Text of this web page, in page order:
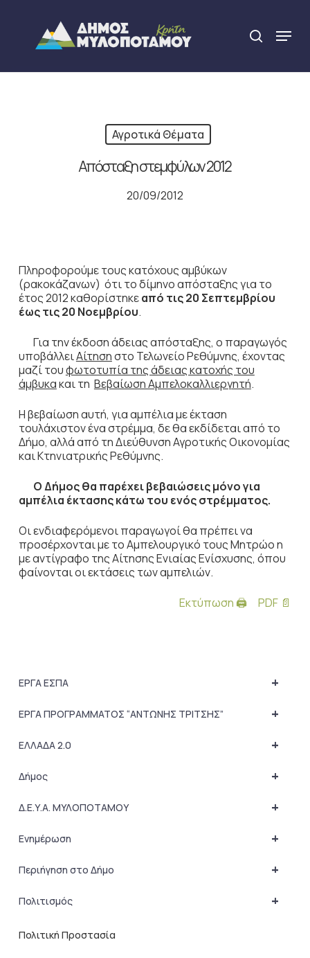
content
search
Menu
Αγροτικά Θέματα
Απόσταξη στεμφύλων 2012
20/09/2012
Πληροφορούμε τους κατόχους αμβύκων
(ρακοκάζανων) ότι το δίμηνο απόσταξης για το
έτος 2012 καθορίστηκεαπό τις 20 Σεπτεμβρίου
έως τις 20 Νοεμβρίου.
Για την έκδοση άδειας απόσταξης, ο παραγωγός
υποβάλλειΑίτησηστο Τελωνείο Ρεθύμνης, έχοντας
μαζί τουφωτοτυπία της άδειας κατοχής του
άμβυκακαι τη Βεβαίωση Αμπελοκαλλιεργητή.
Η βεβαίωση αυτή, για αμπέλια με έκταση
τουλάχιστον ένα στρέμμα, δε θα εκδίδεται από το
Δήμο, αλλά από τη Διεύθυνση Αγροτικής Οικονομίας
και Κτηνιατρικής Ρεθύμνης.
Ο Δήμος θα παρέχει βεβαιώσεις μόνο για
αμπέλια έκτασης κάτω του ενός στρέμματος.
Οι ενδιαφερόμενοι παραγωγοί θα πρέπει να
προσέρχονται με το Αμπελουργικό τους Μητρώο η
με αντίγραφο της Αίτησης Ενιαίας Ενίσχυσης, όπου
φαίνονται οι εκτάσεις των αμπελιών.
Εκτύπωση 🖨
PDF 📄
+
ΕΡΓΑ ΕΣΠΑ
+
ΕΡΓΑ ΠΡΟΓΡΑΜΜΑΤΟΣ “ΑΝΤΩΝΗΣ ΤΡΙΤΣΗΣ”
+
ΕΛΛΑΔΑ 2.0
+
Δήμος
+
Δ.Ε.Υ.Α. ΜΥΛΟΠΟΤΑΜΟΥ
+
Ενημέρωση
+
Περιήγηση στο Δήμο
+
Πολιτισμός
Πολιτική Προστασία
Close